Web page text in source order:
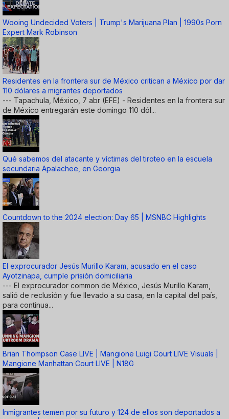
Wooing Undecided Voters | Trump's Marijuana Plan | 1990s Porn
Expert Mark Robinson
Residentes en la frontera sur de México critican a México por dar
110 dólares a migrantes deportados
--- Tapachula, México, 7 abr (EFE) - Residentes en la frontera sur
de México entregarán este domingo 110 dól...
Qué sabemos del atacante y víctimas del tiroteo en la escuela
secundaria Apalachee, en Georgia
Countdown to the 2024 election: Day 65 | MSNBC Highlights
El exprocurador Jesús Murillo Karam, acusado en el caso
Ayotzinapa, cumple prisión domiciliaria
--- El exprocurador common de México, Jesús Murillo Karam,
salió de reclusión y fue llevado a su casa, en la capital del país,
para continua...
Brian Thompson Case LIVE | Mangione Luigi Court LIVE Visuals |
Mangione Manhattan Court LIVE | N18G
Inmigrantes temen por su futuro y 124 de ellos son deportados a